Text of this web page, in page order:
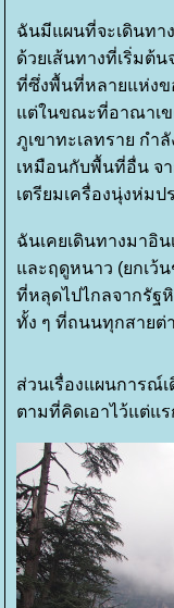
ฉันมีแผนที่จะเดินทา
ด้วยเส้นทางที่เริ่มต้
ที่ซึ่งพื้นที่หลายแห่งข
ต่ในขณะที่อาณาเข
ภูเขาทะเลทราย กำ
เหมือนกับพื้นที่อื่น จ
เตรียมเครื่องนุ่งห่มป
ฉันเคยเดินทางมาอิ
ละฤดูหนาว (ยกเว้น
ที่หลุดไปไกลจากรัฐ
ทั้ง ๆ ที่ถนนทุกสายต่
ส่วนเรื่องแผนการณ์
ตามที่คิดเอาไว้แต่แ